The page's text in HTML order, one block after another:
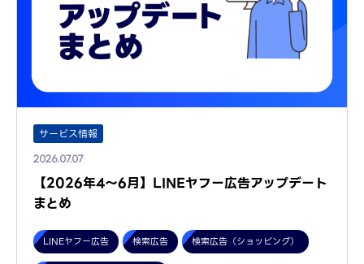
サービス情報
2026.07.07
【2026年4～6月】LINEヤフー広告アップデート
まとめ
LINEヤフー広告 検索広告 検索広告（ショッピング）